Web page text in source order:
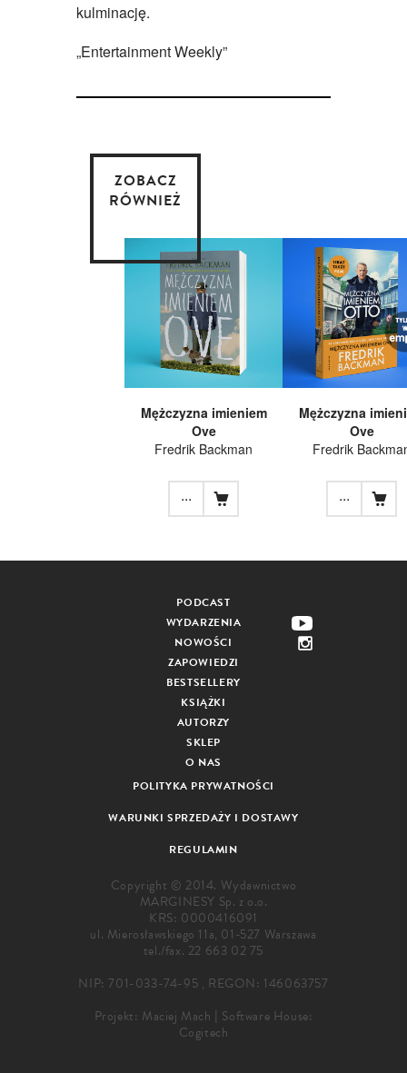
kulminację.
„Entertainment Weekly”
ZOBACZ
RÓWNIEŻ
Mężczyzna imieniem
Ove
Fredrik Backman
...
Mężczyzna
Ove
Fredrik
...
PODCAST
WYDARZENIA
NOWOŚCI
ZAPOWIEDZI
BESTSELLERY
KSIĄŻKI
AUTORZY
SKLEP
O NAS
POLITYKA PRYWATNOŚCI
WARUNKI SPRZEDAŻY I DOSTAWY
REGULAMIN
Copyright © 2014. Wydawnictwo
MARGINESY Sp. z o.o.
KRS: 0000416091
ul. Mierosławskiego 11a, 01-527 Warszawa
tel./fax. 22 663 02 75
NIP: 701-033-74-95 , REGON: 146063757
Projekt: Maciej Mach | Software House:
Cogitech